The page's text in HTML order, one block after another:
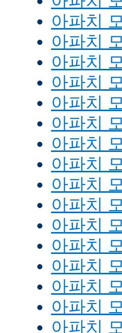
아파치
아파치
아파치
아파치
아파치
아파치
아파치
아파치
아파치
아파치
아파치
아파치
아파치
아파치
아파치
아파치